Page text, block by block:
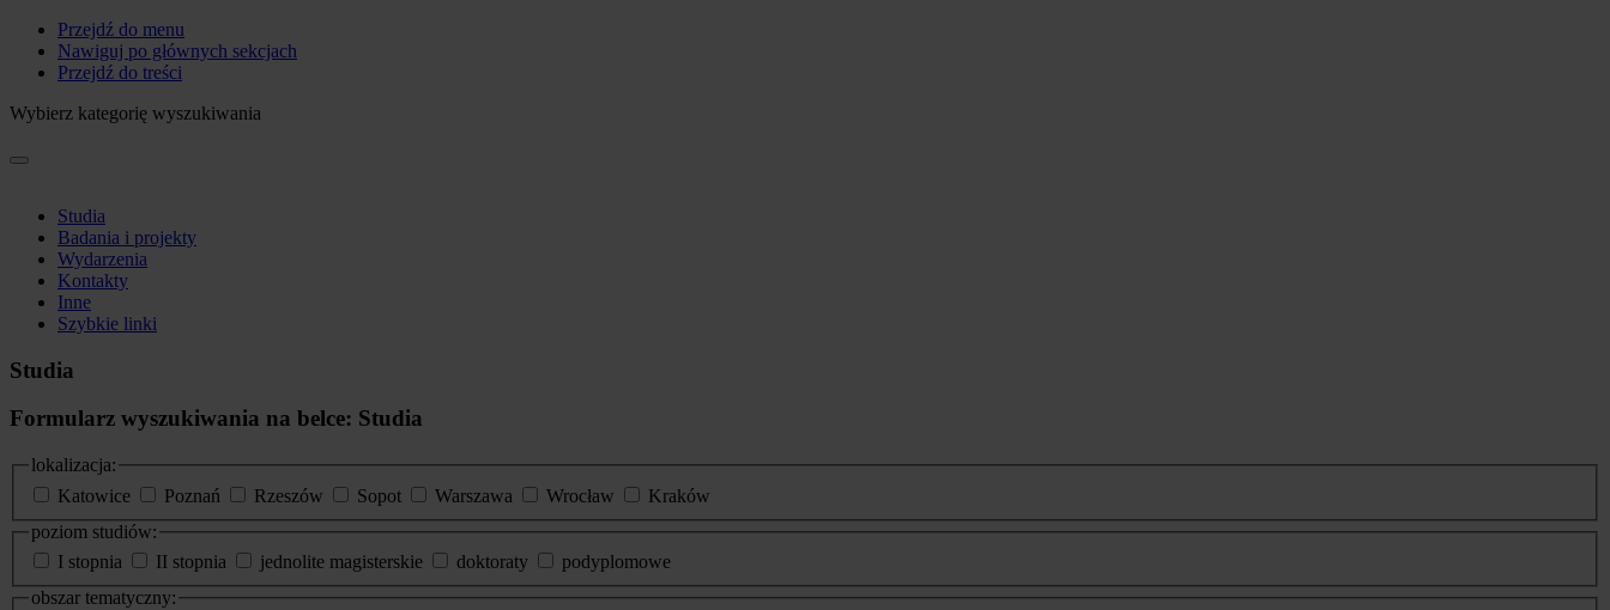
Przejdź do menu
Nawiguj po głównych sekcjach
Przejdź do treści
Wybierz kategorię wyszukiwania
Studia
Badania i projekty
Wydarzenia
Kontakty
Inne
Szybkie linki
Studia
Formularz wyszukiwania na belce: Studia
lokalizacja:
Katowice
Poznań Rzeszów Sopot Warszawa Wrocław
Kraków
poziom studiów:
I stopnia
II stopnia jednolite magisterskie doktoraty
podyplomowe
obszar tematyczny: